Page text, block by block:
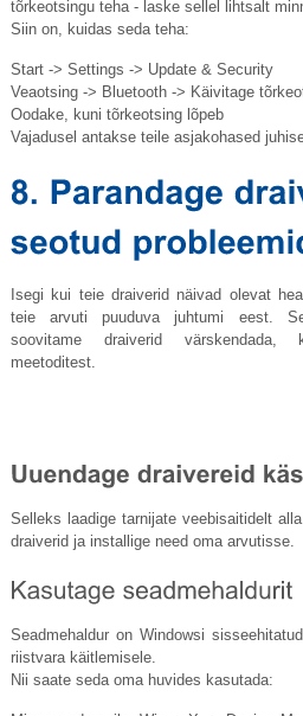
tõrkeotsingu teha - laske sellel lihtsalt
Siin on, kuidas seda teha:
Start -> Settings -> Update & Security
Veaotsing -> Bluetooth -> Käivitage
Oodake, kuni tõrkeotsing lõpeb
Vajadusel antakse teile asjakohased
Isegi kui teie draiverid näivad olevat
teie arvuti puuduva juhtumi eest.
soovitame draiverid värskendada,
meetoditest.
Selleks laadige tarnijate veebisaitidelt
draiverid ja installige need oma arvutisse.
Seadmehaldur on Windowsi
riistvara käitlemisele.
Nii saate seda oma huvides kasutada: